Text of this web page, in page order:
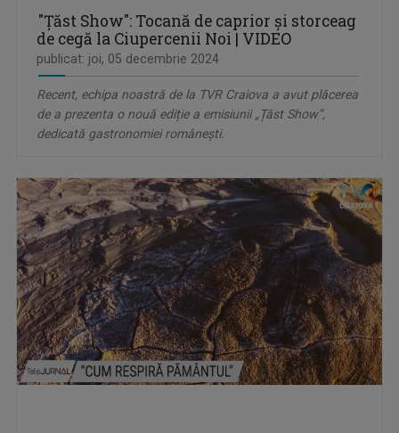
"Țăst Show": Tocană de caprior și storceag
de cegă la Ciupercenii Noi | VIDEO
publicat: joi, 05 decembrie 2024
Recent, echipa noastră de la TVR Craiova a avut plăcerea
de a prezenta o nouă ediție a emisiunii „Țăst Show”,
dedicată gastronomiei românești.